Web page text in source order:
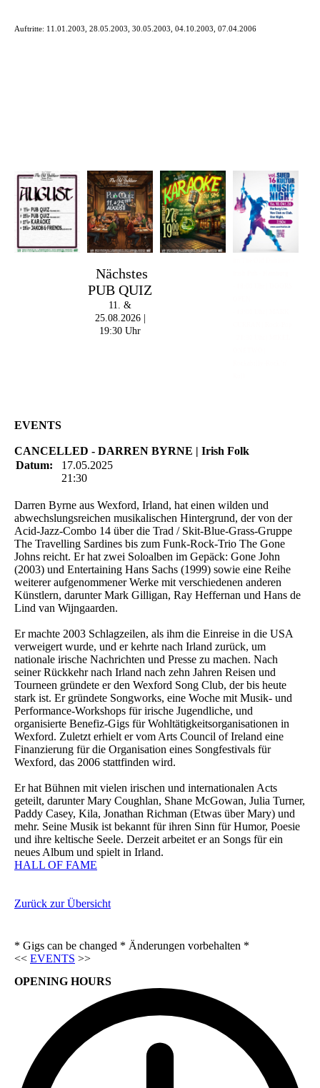
Auftritte: 11.01.2003, 28.05.2003, 30.05.2003, 04.10.2003, 07.04.2006
Nächstes
PUB QUIZ
11. &
25.08.2026 |
19:30 Uhr
EVENTS
CANCELLED - DARREN BYRNE | Irish Folk
Datum:
17.05.2025
21:30
Darren Byrne aus Wexford, Irland, hat einen wilden und
abwechslungsreichen musikalischen Hintergrund, der von der
Acid-Jazz-Combo 14 über die Trad / Skit-Blue-Grass-Gruppe
The Travelling Sardines bis zum Funk-Rock-Trio The Gone
Johns reicht. Er hat zwei Soloalben im Gepäck: Gone John
(2003) und Entertaining Hans Sachs (1999) sowie eine Reihe
weiterer aufgenommener Werke mit verschiedenen anderen
Künstlern, darunter Mark Gilligan, Ray Heffernan und Hans de
Lind van Wijngaarden.
Er machte 2003 Schlagzeilen, als ihm die Einreise in die USA
verweigert wurde, und er kehrte nach Irland zurück, um
nationale irische Nachrichten und Presse zu machen. Nach
seiner Rückkehr nach Irland nach zehn Jahren Reisen und
Tourneen gründete er den Wexford Song Club, der bis heute
stark ist. Er gründete Songworks, eine Woche mit Musik- und
Performance-Workshops für irische Jugendliche, und
organisierte Benefiz-Gigs für Wohltätigkeitsorganisationen in
Wexford. Zuletzt erhielt er vom Arts Council of Ireland eine
Finanzierung für die Organisation eines Songfestivals für
Wexford, das 2006 stattfinden wird.
Er hat Bühnen mit vielen irischen und internationalen Acts
geteilt, darunter Mary Coughlan, Shane McGowan, Julia Turner,
Paddy Casey, Kila, Jonathan Richman (Etwas über Mary) und
mehr. Seine Musik ist bekannt für ihren Sinn für Humor, Poesie
und ihre keltische Seele. Derzeit arbeitet er an Songs für ein
neues Album und spielt in Irland.
HALL OF FAME
Zurück zur Übersicht
* Gigs can be changed * Änderungen vorbehalten *
<< EVENTS >>
OPENING HOURS